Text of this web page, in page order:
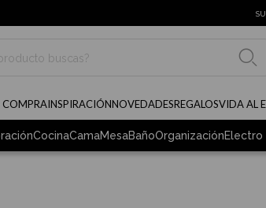
COMPRAINSPIRACIÓNNOVEDADESREGALOSVIDA AL
CocinaCamaMesaBañoOrganizaciónElectro